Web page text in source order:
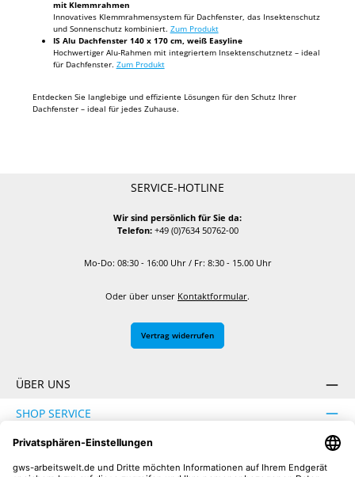
mit Klemmrahmen
Innovatives Klemmrahmensystem für Dachfenster, das Insektenschutz
und Sonnenschutz kombiniert. Zum Produkt
IS Alu Dachfenster 140 x 170 cm, weiß Easyline
Hochwertiger Alu-Rahmen mit integriertem Insektenschutznetz – ideal
für Dachfenster. Zum Produkt
Entdecken Sie langlebige und effiziente Lösungen für den Schutz Ihrer
Dachfenster – ideal für jedes Zuhause.
SERVICE-HOTLINE
Wir sind persönlich für Sie da:
Telefon:+49 (0)7634 50762-00
Mo-Do: 08:30 - 16:00 Uhr / Fr: 8:30 - 15.00 Uhr
Oder über unser Kontaktformular.
Vertrag widerrufen
ÜBER UNS
SHOP SERVICE
INFORMATION
SICHER EINKAUFEN